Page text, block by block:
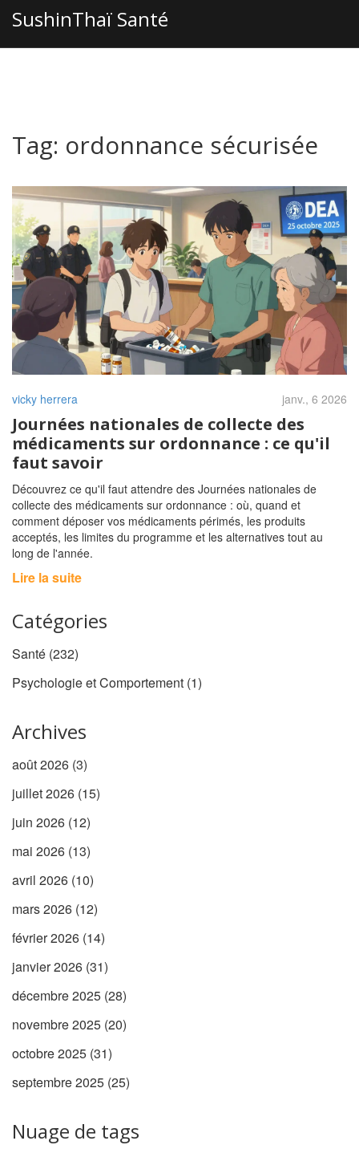
SushinThaï Santé
Tag: ordonnance sécurisée
vicky herrera janv., 6 2026
Journées nationales de collecte des
médicaments sur ordonnance : ce qu'il
faut savoir
Découvrez ce qu'il faut attendre des Journées nationales de
collecte des médicaments sur ordonnance : où, quand et
comment déposer vos médicaments périmés, les produits
acceptés, les limites du programme et les alternatives tout au
long de l'année.
Lire la suite
Catégories
Santé (232)
Psychologie et Comportement (1)
Archives
août 2026 (3)
juillet 2026 (15)
juin 2026 (12)
mai 2026 (13)
avril 2026 (10)
mars 2026 (12)
février 2026 (14)
janvier 2026 (31)
décembre 2025 (28)
novembre 2025 (20)
octobre 2025 (31)
septembre 2025 (25)
Nuage de tags